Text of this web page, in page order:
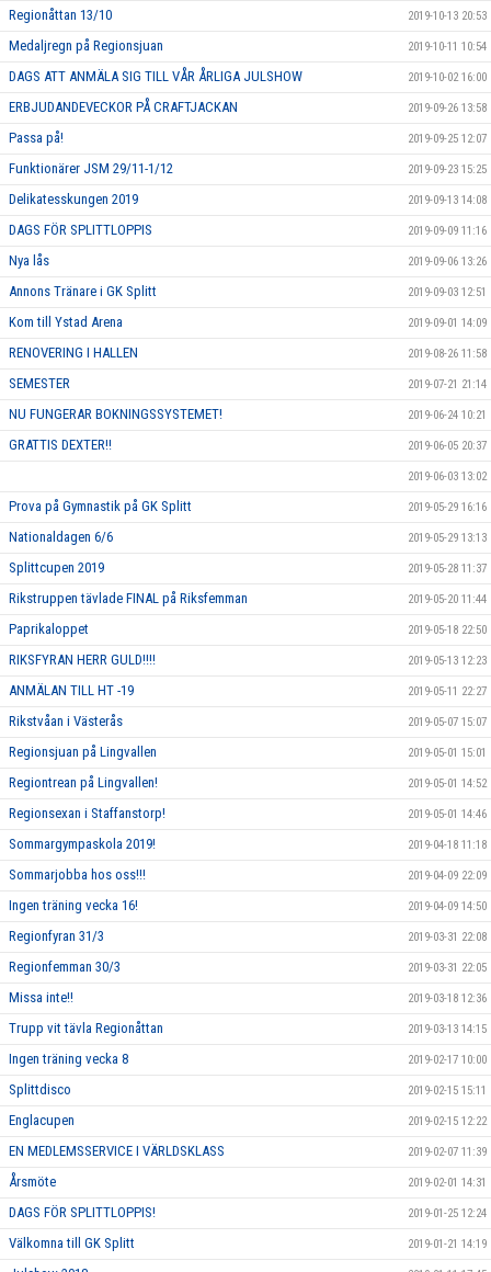
Regionåttan 13/10 2019-10-13 20:53
Medaljregn på Regionsjuan 2019-10-11 10:54
DAGS ATT ANMÄLA SIG TILL VÅR ÅRLIGA JULSHOW 2019-10-02 16:00
ERBJUDANDEVECKOR PÅ CRAFTJACKAN 2019-09-26 13:58
Passa på! 2019-09-25 12:07
Funktionärer JSM 29/11-1/12 2019-09-23 15:25
Delikatesskungen 2019 2019-09-13 14:08
DAGS FÖR SPLITTLOPPIS 2019-09-09 11:16
Nya lås 2019-09-06 13:26
Annons Tränare i GK Splitt 2019-09-03 12:51
Kom till Ystad Arena 2019-09-01 14:09
RENOVERING I HALLEN 2019-08-26 11:58
SEMESTER 2019-07-21 21:14
NU FUNGERAR BOKNINGSSYSTEMET! 2019-06-24 10:21
GRATTIS DEXTER!! 2019-06-05 20:37
2019-06-03 13:02
Prova på Gymnastik på GK Splitt 2019-05-29 16:16
Nationaldagen 6/6 2019-05-29 13:13
Splittcupen 2019 2019-05-28 11:37
Rikstruppen tävlade FINAL på Riksfemman 2019-05-20 11:44
Paprikaloppet 2019-05-18 22:50
RIKSFYRAN HERR GULD!!!! 2019-05-13 12:23
ANMÄLAN TILL HT -19 2019-05-11 22:27
Rikstvåan i Västerås 2019-05-07 15:07
Regionsjuan på Lingvallen 2019-05-01 15:01
Regiontrean på Lingvallen! 2019-05-01 14:52
Regionsexan i Staffanstorp! 2019-05-01 14:46
Sommargympaskola 2019! 2019-04-18 11:18
Sommarjobba hos oss!!! 2019-04-09 22:09
Ingen träning vecka 16! 2019-04-09 14:50
Regionfyran 31/3 2019-03-31 22:08
Regionfemman 30/3 2019-03-31 22:05
Missa inte!! 2019-03-18 12:36
Trupp vit tävla Regionåttan 2019-03-13 14:15
Ingen träning vecka 8 2019-02-17 10:00
Splittdisco 2019-02-15 15:11
Englacupen 2019-02-15 12:22
EN MEDLEMSSERVICE I VÄRLDSKLASS 2019-02-07 11:39
Årsmöte 2019-02-01 14:31
DAGS FÖR SPLITTLOPPIS! 2019-01-25 12:24
Välkomna till GK Splitt 2019-01-21 14:19